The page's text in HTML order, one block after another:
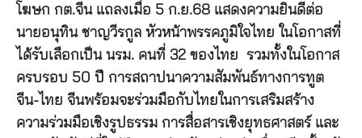
โฆษก กต.จีน แถลงเมื่อ 5 ก.ย.68 แสดงความยินดีต่อ
นายอนุทิน ชาญวีรกูล หัวหน้าพรรคภูมิใจไทย ในโอกาสที่
ได้รับเลือกเป็น นรม. คนที่ 32 ของไทย รวมทั้งในโอกาส
ครบรอบ 50 ปี การสถาปนาความสัมพันธ์ทางการทูต
จีน-ไทย จีนพร้อมจะร่วมมือกับไทยในการเสริมสร้าง
ความร่วมมือเชิงรูปธรรม การสื่อสารเชิงยุทธศาสตร์ และ